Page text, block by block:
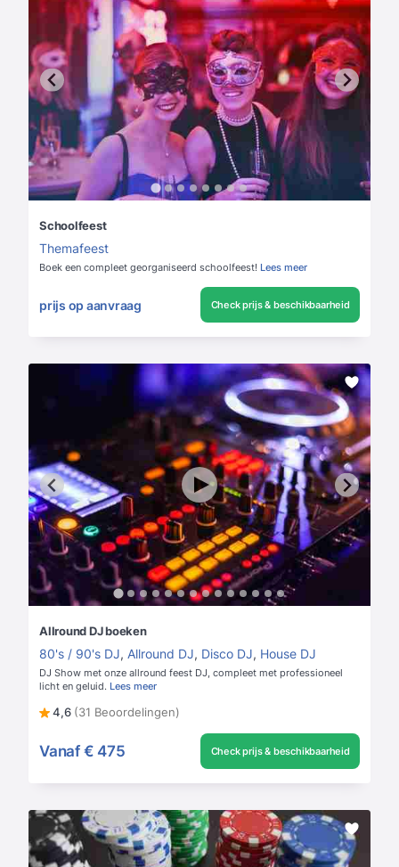
Schoolfeest
Themafeest
Boek een compleet georganiseerd schoolfeest! Lees meer
prijs op aanvraag Check prijs & beschikbaarheid
Allround DJ boeken
80's / 90's DJ, Allround DJ, Disco DJ, House DJ
DJ Show met onze allround feest DJ, compleet met professioneel
licht en geluid. Lees meer
4,6 (31 Beoordelingen)
Vanaf € 475 Check prijs & beschikbaarheid